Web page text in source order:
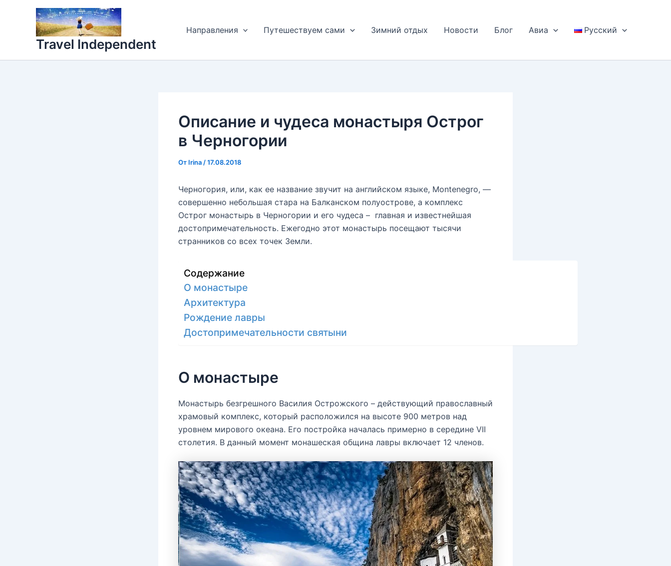
содержимому
Travel Independent
Направления Путешествуем сами Зимний отдых Новости Блог Авиа Русский
Описание и чудеса монастыря Острог
в Черногории
От Irina /17.08.2018
Черногория, или, как ее название звучит на английском языке, Montenegro, —
совершенно небольшая стара на Балканском полуострове, а комплекс
Острог монастырь в Черногории и его чудеса – главная и известнейшая
достопримечательность. Ежегодно этот монастырь посещают тысячи
странников со всех точек Земли.
Содержание
О монастыре
Архитектура
Рождение лавры
Достопримечательности святыни
О монастыре
Монастырь безгрешного Василия Острожского – действующий православный
храмовый комплекс, который расположился на высоте 900 метров над
уровнем мирового океана. Его постройка началась примерно в середине VII
столетия. В данный момент монашеская община лавры включает 12 членов.